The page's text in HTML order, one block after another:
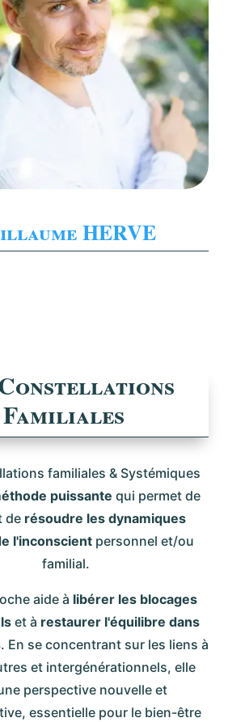
HERVE
Familiales
familiales & Systémiques
puissante qui permet de
de résoudre les dynamiques
l'inconscient personnel et/ou
familial.
aide à libérer les blocages
et à restaurer l'équilibre dans
. En se concentrant sur les liens à
et intergénérationnels, elle
perspective nouvelle et
essentielle pour le bien-être